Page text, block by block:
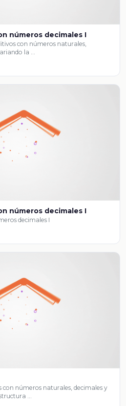
números decimales I
con números naturales,
la …
números decimales I
decimales I
con números naturales, decimales y
…